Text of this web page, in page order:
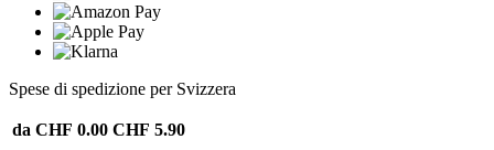
Spese di spedizione per Svizzera
da CHF 0.00 CHF 5.90